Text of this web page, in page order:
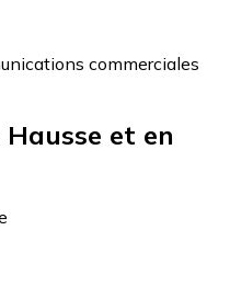
commerciales
et en